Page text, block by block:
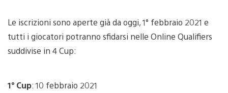
Le iscrizioni sono aperte già da oggi, 1° febbraio 2021 e
tutti i giocatori potranno sfidarsi nelle Online Qualifiers
suddivise in 4 Cup:
1° Cup: 10 febbraio 2021